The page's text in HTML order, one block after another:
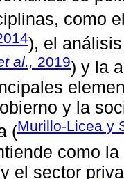
como
), el
al., 2019) y la
y la
(Murillo-Licea y
como
el sector